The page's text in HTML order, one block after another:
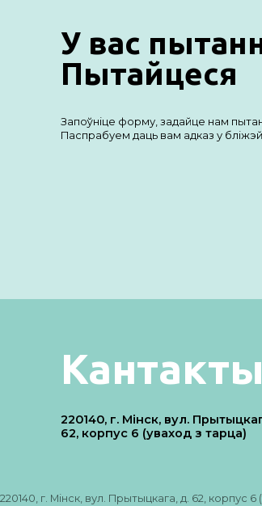
У вас
Пытайцеся
Запоўніце форму, задайце нам
Паспрабуем даць вам адказ у
Кантакты
220140, г. Мінск, вул.
62, корпус 6 (уваход з тарца)
220140, г. Мінск, вул. Прытыцкага, д. 62, корпус 6